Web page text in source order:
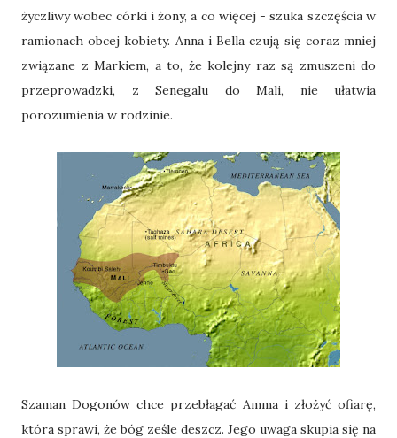
życzliwy wobec córki i żony, a co więcej - szuka szczęścia w
ramionach obcej kobiety. Anna i Bella czują się coraz mniej
związane z Markiem, a to, że kolejny raz są zmuszeni do
przeprowadzki, z Senegalu do Mali, nie ułatwia
porozumienia w rodzinie.
Szaman Dogonów chce przebłagać Amma i złożyć ofiarę,
która sprawi, że bóg ześle deszcz. Jego uwaga skupia się na